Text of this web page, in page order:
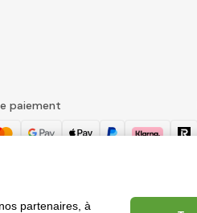
paiement